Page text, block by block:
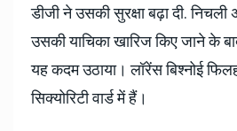
डीजी ने उसकी सुरक्षा बढ़ा दी. निचली
उसकी याचिका खारिज किए जाने के
यह कदम उठाया। लॉरेंस बिश्नोई
सिक्योरिटी वार्ड में हैं।